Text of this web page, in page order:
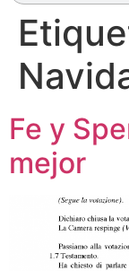
Fe y
mejor